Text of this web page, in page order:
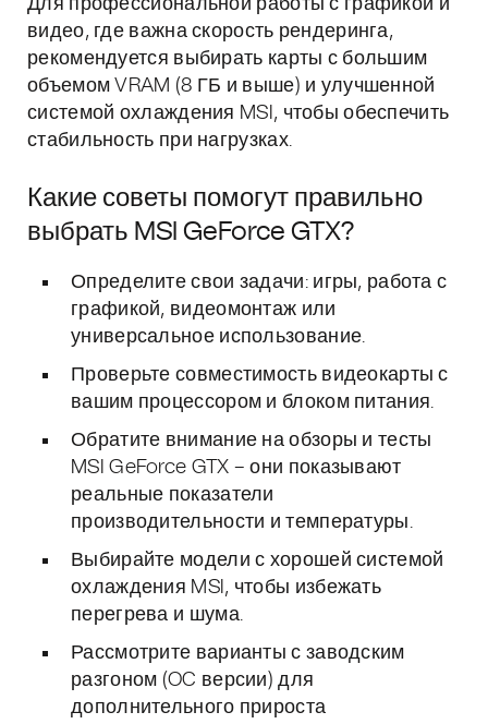
Для профессиональной работы с графикой и
видео, где важна скорость рендеринга,
рекомендуется выбирать карты с большим
объемом VRAM (8 ГБ и выше) и улучшенной
системой охлаждения MSI, чтобы обеспечить
стабильность при нагрузках.
Какие советы помогут правильно
выбрать MSI GeForce GTX?
Определите свои задачи: игры, работа с
графикой, видеомонтаж или
универсальное использование.
Проверьте совместимость видеокарты с
вашим процессором и блоком питания.
Обратите внимание на обзоры и тесты
MSI GeForce GTX – они показывают
реальные показатели
производительности и температуры.
Выбирайте модели с хорошей системой
охлаждения MSI, чтобы избежать
перегрева и шума.
Рассмотрите варианты с заводским
разгоном (OC версии) для
дополнительного прироста